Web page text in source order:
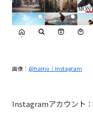
画像： @halno｜Instagram
Instagramアカウント：